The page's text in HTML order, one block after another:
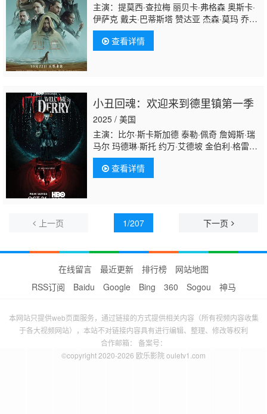
主演：提莫西·查拉梅 丽贝卡·弗格森 奥斯卡·
伊萨克 戴夫·巴蒂斯塔 赞达亚 杰森·莫玛 乔什·
布洛林 哈维尔·巴登 斯特兰·斯卡斯加德 夏洛
特·兰普林 大卫·达斯马齐连 莎伦·邓肯-布鲁斯
特 斯蒂芬·麦金利·亨德森 迈克尔·纳尔多内 张
查看详情
小丑回魂：欢迎来到德里镇第一季
2025 / 美国
主演：比尔·斯卡斯加德 泰勒·佩奇 詹姆斯·瑞
马尔 玛德琳·斯托 约万·艾德坡 金伯利·格雷
罗 彼得·奥特布里奇 泰娜·拉欣 克里斯·乔克 莫
宁斯塔·安吉琳 查德·洛克 BJ·哈里森 约书亚·奥
吉克 斯蒂芬·里德尔 托马斯·米切尔 阿莉克桑
查看详情
上一页 1/207 下一页
在线留言 最近更新 排行榜
网站地图
RSS订阅
Baidu Google Bing 360 Sogou 神马
本网站只提供web页面服务，通过链接的方式提供相关内容（所有视频内容收集
于各大视频网站），本站不对链接内容具有进行编辑、整理、修改等权利
合作邮箱： 备案号：
©copyright 2020-2026 欧乐影院 ouletv1.com